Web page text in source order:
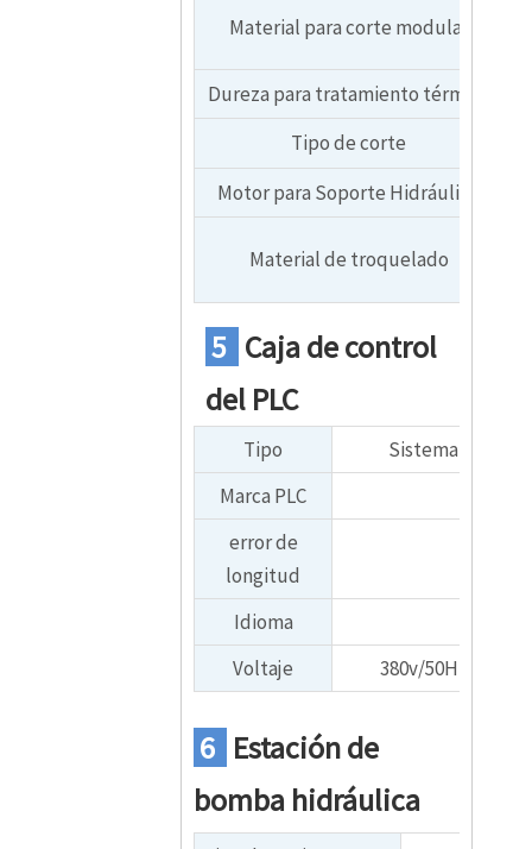
Material para corte modular
Dureza para tratamiento térmico
Tipo de corte
Motor para Soporte Hidráulico
Material de troquelado
5 Caja de control
del PLC
Tipo
Sistema de
Marca PLC
error de
longitud
Idioma
Voltaje
380v/50HZ, 3
6 Estación de
bomba hidráulica